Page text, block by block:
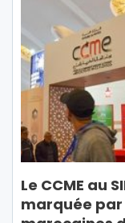
Le CCME au
marquée